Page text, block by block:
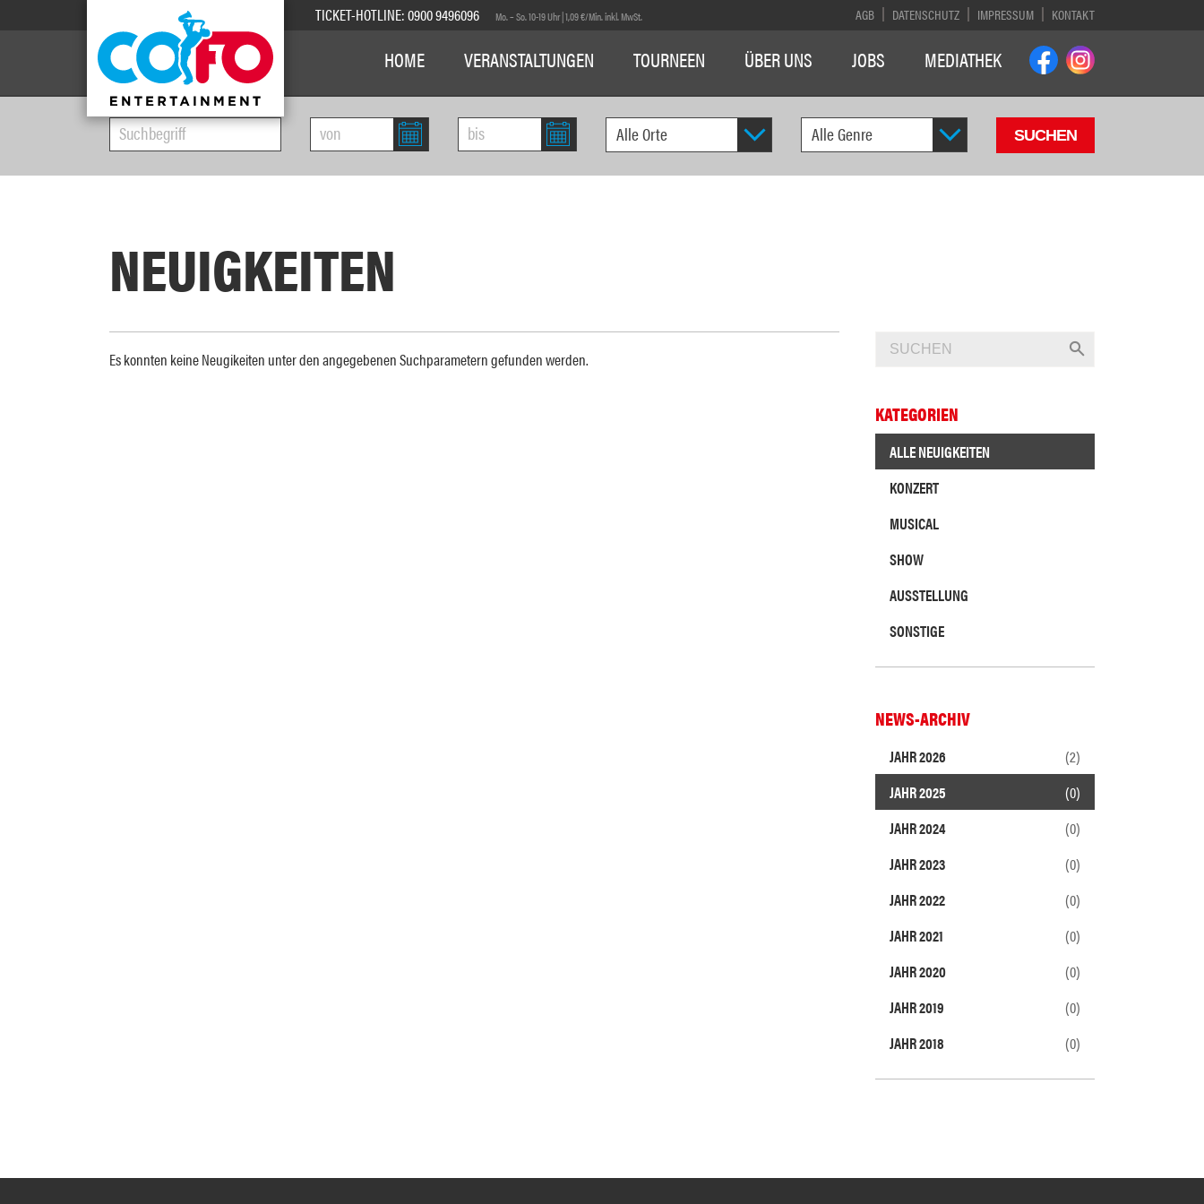
TICKET-HOTLINE:0900 9496096 Mo. – So. 10-19 Uhr | 1,09 €/Min. inkl. MwSt. AGB DATENSCHUTZ IMPRESSUM KONTAKT
HOME VERANSTALTUNGEN TOURNEEN ÜBER UNS JOBS MEDIATHEK
NEUIGKEITEN
Es konnten keine Neugikeiten unter den angegebenen Suchparametern gefunden werden.
KATEGORIEN
ALLE NEUIGKEITEN
KONZERT
MUSICAL
SHOW
AUSSTELLUNG
SONSTIGE
NEWS-ARCHIV
JAHR 2026
(2)
JAHR 2025
(0)
JAHR 2024
(0)
JAHR 2023
(0)
JAHR 2022
(0)
JAHR 2021
(0)
JAHR 2020
(0)
JAHR 2019
(0)
JAHR 2018
(0)